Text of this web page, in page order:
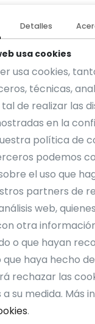
EXPERIENCIA
Actividad
Detalles
usa cookies
usa cookies,
técnicas,
de realizar las
en la
política de
podemos
el uso que
partners de
web,
otra
o que hayan
haya hecho
rechazar las
su medida. Más
.